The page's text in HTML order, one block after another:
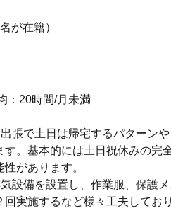
が在籍）
：20時間/月未満
張で土日は帰宅するパターン
。基本的には土日祝休みの完
があります。
設備を設置し、作業服、保護
実施するなど様々工夫してお